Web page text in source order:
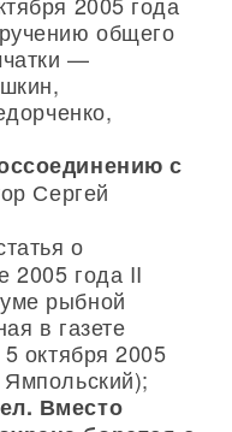
общего
—
с
Сергей
о
2005 года II
рыбной
в газете
октября 2005
Вместо